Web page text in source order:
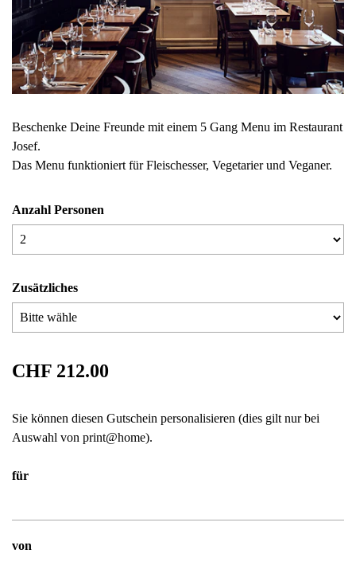
Beschenke Deine Freunde mit einem 5 Gang Menu im Restaurant
Josef.
Das Menu funktioniert für Fleischesser, Vegetarier und Veganer.
Anzahl Personen
Zusätzliches
CHF 212.00
Sie können diesen Gutschein personalisieren (dies gilt nur bei
Auswahl von print@home).
für
von